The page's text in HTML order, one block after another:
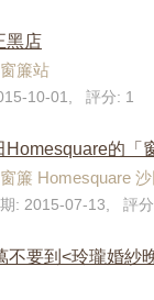
黑店
簾站
10-01, 評分: 1
Homesquare的「
Homesquare 沙
: 2015-07-13, 評
不要到<玲瓏婚紗